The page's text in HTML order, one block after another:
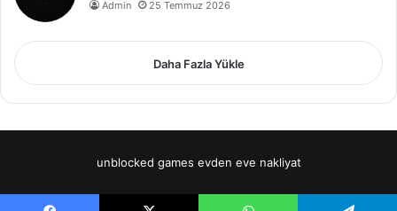
Admin 25 Temmuz 2026
Daha Fazla Yükle
unblocked games evden eve nakliyat